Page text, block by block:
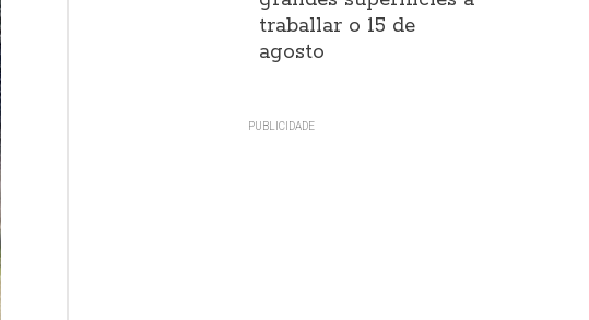
traballar o 15 de
agosto